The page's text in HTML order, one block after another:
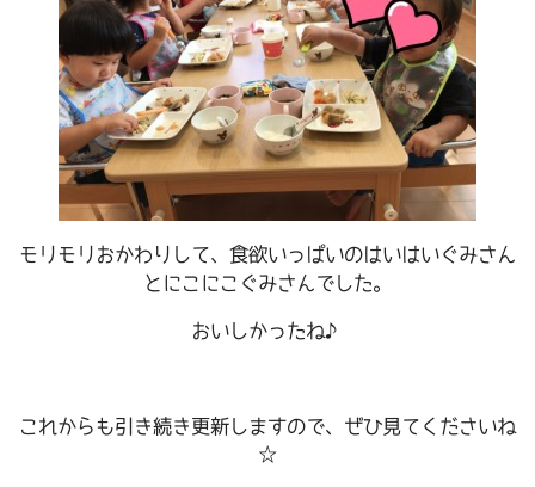
モリモリおかわりして、食欲いっぱいのはいはいぐみさん
とにこにこぐみさんでした。
おいしかったね♪
これからも引き続き更新しますので、ぜひ見てくださいね
☆